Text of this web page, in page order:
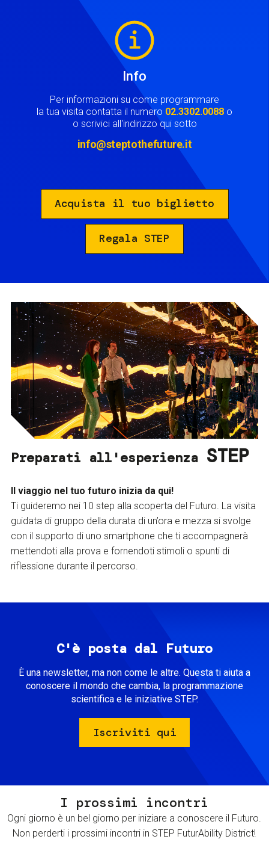
Info
Per informazioni su come programmare
la tua visita contatta il numero 02.3302.0088 o
o scrivici all'indirizzo qui sotto
info@steptothefuture.it
Acquista il tuo biglietto
Regala STEP
Preparati all'esperienza STEP
Il viaggio nel tuo futuro inizia da qui!
Ti guideremo nei 10 step alla scoperta del Futuro. La visita
guidata di gruppo della durata di un’ora e mezza si svolge
con il supporto di uno smartphone che ti accompagnerà
mettendoti alla prova e fornendoti stimoli o spunti di
riflessione durante il percorso.
C'è posta dal Futuro
È una newsletter, ma non come le altre. Questa ti aiuta a
conoscere il mondo che cambia, la programmazione
scientifica e le iniziative STEP.
Iscriviti qui
I prossimi incontri
Ogni giorno è un bel giorno per iniziare a conoscere il Futuro.
Non perderti i prossimi incontri in STEP FuturAbility District!